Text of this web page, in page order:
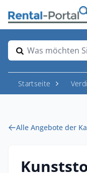
Was möchten
Startseite
Alle Angebote der